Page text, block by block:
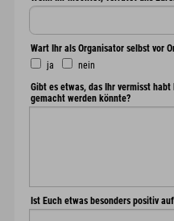
Wart Ihr als Organisator selbst vor
ja
nein
Gibt es etwas, das Ihr vermisst
gemacht werden könnte?
Ist Euch etwas besonders positiv